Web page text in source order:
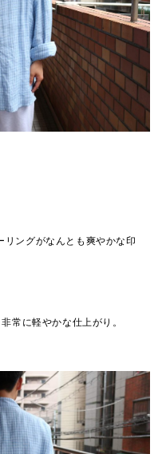
ングがなんとも爽やかな印
常に軽やかな仕上がり。